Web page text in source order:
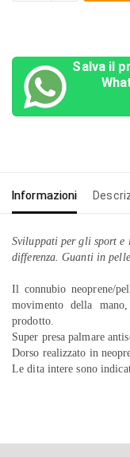
Salva il
Informazioni
Sviluppati per gli sport e
differenza. Guanti in
Il connubio neoprene/
movimento della
prodotto.
Super presa palmare
Dorso realizzato in
Le dita intere sono